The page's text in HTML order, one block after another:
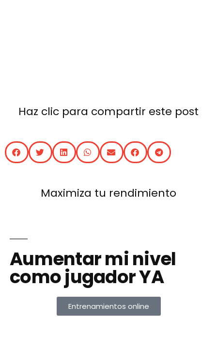
Haz clic para compartir este post
Maximiza tu rendimiento
Aumentar mi nivel
como jugador YA
Entrenamientos online